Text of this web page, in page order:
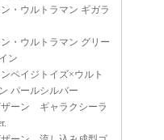
・ウルトラマン ギガラ
・ウルトラマン グリー
ン
ペイジトイズ×ウルト
パールシルバー
ーン ギャラクシーラ